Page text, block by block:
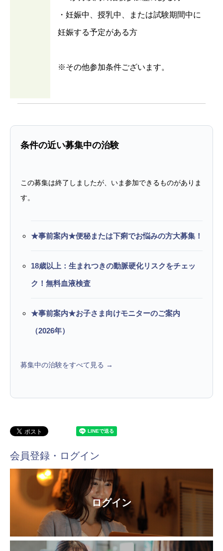
・妊娠中、授乳中、または試験期間中に
妊娠する予定がある方
※その他参加条件ございます。
条件の近い募集中の治験
この募集は終了しましたが、いま参加できるものがありま
す。
★事前案内★便秘または下痢でお悩みの方大募集！
18歳以上：生まれつきの動脈硬化リスクをチェッ
ク！無料血液検査
★事前案内★お子さま向けモニターのご案内
（2026年）
募集中の治験をすべて見る →
会員登録・ログイン
ログイン